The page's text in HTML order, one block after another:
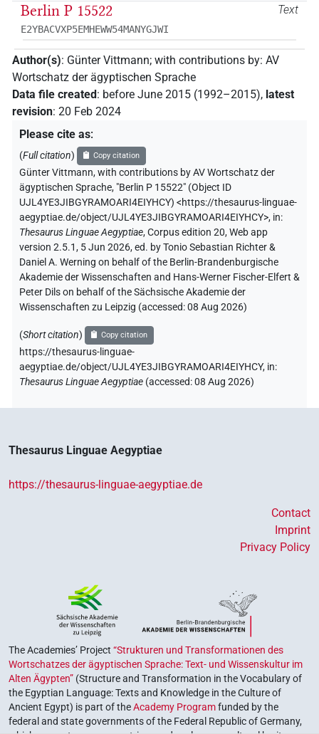
Text
Berlin P 15522
E2YBACVXP5EMHEWW54MANYGJWI
Author(s): Günter Vittmann; with contributions by: AV
Wortschatz der ägyptischen Sprache
Data file created: before June 2015 (1992–2015), latest
revision: 20 Feb 2024
Please cite as:
(Full citation) Copy citation
Günter Vittmann,with contributions byAV Wortschatz der
ägyptischen Sprache, "Berlin P 15522" (Object ID
UJL4YE3JIBGYRAMOARI4EIYHCY) <https://thesaurus-linguae-
aegyptiae.de/object/UJL4YE3JIBGYRAMOARI4EIYHCY>, in:
Thesaurus Linguae Aegyptiae,Corpus edition 20, Web app
version 2.5.1, 5 Jun 2026, ed. by Tonio Sebastian Richter &
Daniel A. Werning on behalf of the Berlin-Brandenburgische
Akademie der Wissenschaften and Hans-Werner Fischer-Elfert &
Peter Dils on behalf of the Sächsische Akademie der
Wissenschaften zu Leipzig (accessed:08 Aug 2026)
(Short citation) Copy citation
https://thesaurus-linguae-
aegyptiae.de/object/UJL4YE3JIBGYRAMOARI4EIYHCY, in:
Thesaurus Linguae Aegyptiae (accessed:08 Aug 2026)
Thesaurus Linguae Aegyptiae
https://thesaurus-linguae-aegyptiae.de
Contact
Imprint
Privacy Policy
The Academies’ Project “Strukturen und Transformationen des
Wortschatzes der ägyptischen Sprache: Text- und Wissenskultur im
Alten Ägypten” (Structure and Transformation in the Vocabulary of
the Egyptian Language: Texts and Knowledge in the Culture of
Ancient Egypt) is part of theAcademy Programfunded by the
federal and state governments of the Federal Republic of Germany,